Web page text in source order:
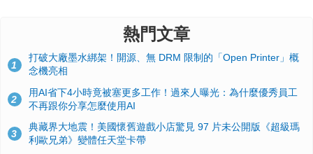
熱門文章
1
打破大廠墨水綁架！開源、無 DRM 限制的「Open Printer」概
念機亮相
2
用AI省下4小時竟被塞更多工作！過來人曝光：為什麼優秀員工
不再跟你分享怎麼使用AI
3
典藏界大地震！美國懷舊遊戲小店驚見 97 片未公開版《超級瑪
利歐兄弟》變體任天堂卡帶